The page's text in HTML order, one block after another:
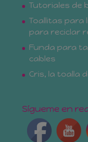
Tutoriales de
Toallitas para
para reciclar
Funda para
cables
Cris, la toalla
Sígueme en